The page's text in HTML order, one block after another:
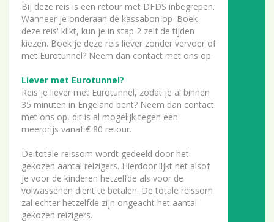
Bij deze reis is een retour met DFDS inbegrepen.
Wanneer je onderaan de kassabon op 'Boek
deze reis' klikt, kun je in stap 2 zelf de tijden
kiezen. Boek je deze reis liever zonder vervoer of
met Eurotunnel? Neem dan contact met ons op.
Liever met Eurotunnel?
Reis je liever met Eurotunnel, zodat je al binnen
35 minuten in Engeland bent? Neem dan contact
met ons op, dit is al mogelijk tegen een
meerprijs vanaf € 80 retour.
De totale reissom wordt gedeeld door het
gekozen aantal reizigers. Hierdoor lijkt het alsof
je voor de kinderen hetzelfde als voor de
volwassenen dient te betalen. De totale reissom
zal echter hetzelfde zijn ongeacht het aantal
gekozen reizigers.